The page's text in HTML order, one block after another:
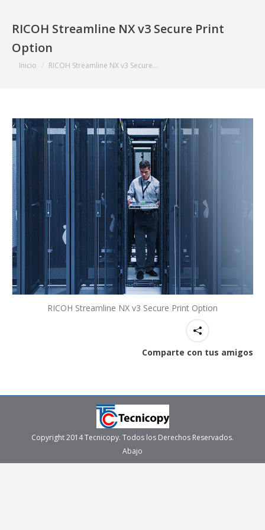
RICOH Streamline NX v3 Secure Print
Option
Estás aquí:
Inicio RICOH Streamline NX v3 Secure…
RICOH Streamline NX v3 Secure Print Option
Comparte con tus amigos
Copyright 2014 Tecnicopy. Todos los Derechos Reservados.
Abajo